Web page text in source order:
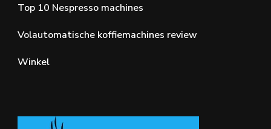
Top 10 Nespresso machines
Volautomatische koffiemachines review
Winkel